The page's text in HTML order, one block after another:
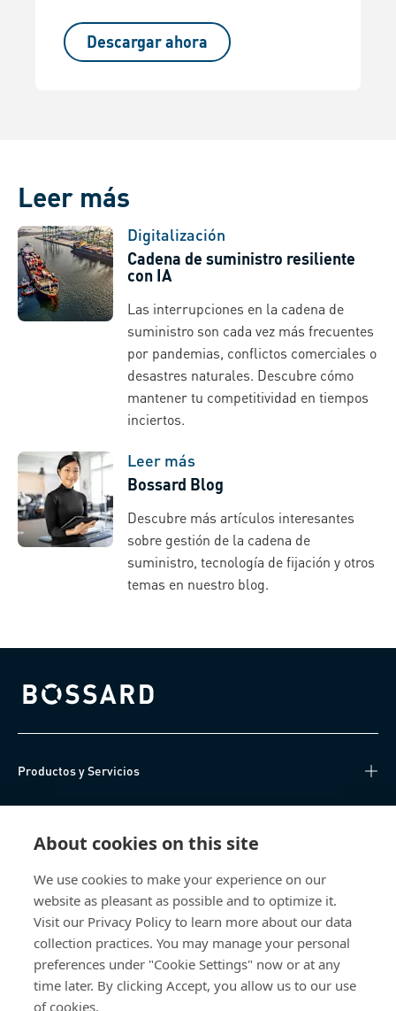
About cookies on this site
We use cookies to make your experience on our
website as pleasant as possible and to optimize it.
Visit our Privacy Policy to learn more about our data
collection practices. You may manage your personal
preferences under "Cookie Settings" now or at any
time later. By clicking Accept, you allow us to our use
of cookies.
Descargar ahora
Leer más
Digitalización
Cadena de suministro resiliente
con IA
Las interrupciones en la cadena de
suministro son cada vez más frecuentes
por pandemias, conflictos comerciales o
desastres naturales. Descubre cómo
mantener tu competitividad en tiempos
inciertos.
Leer más
Bossard Blog
Descubre más artículos interesantes
sobre gestión de la cadena de
suministro, tecnología de fijación y otros
temas en nuestro blog.
Bossard homepage
Productos y Servicios
Sobre nosotros
Bossard México
Av. Kalos 114
Parque Industrial Kalos